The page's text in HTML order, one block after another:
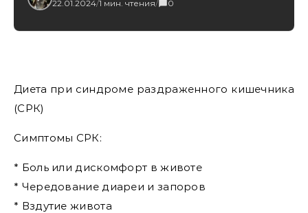
22.01.2024/1 мин. чтения/ 0
Диета при синдроме раздраженного кишечника
(СРК)
Симптомы СРК:
* Боль или дискомфорт в животе
* Чередование диареи и запоров
* Вздутие живота